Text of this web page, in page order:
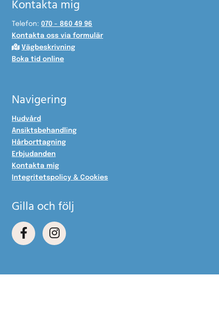
Kontakta mig
Telefon: 070 - 860 49 96
Kontakta oss via formulär
 Vägbeskrivning
Boka tid online
Navigering
Hudvård
Ansiktsbehandling
Hårborttagning
Erbjudanden
Kontakta mig
Integritetspolicy & Cookies
Gilla och följ